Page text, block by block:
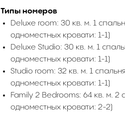
Типы номеров
Deluxe room: 30 кв. м. 1
одноместных кровати: 1-1)
Deluxe Studio: 30 кв. м. 1
одноместных кровати: 1-1)
Studio room: 32 кв. м. 1
одноместных кровати: 1-1)
Family 2 Bedrooms: 64 кв. м.
одноместных кровати: 2-2)